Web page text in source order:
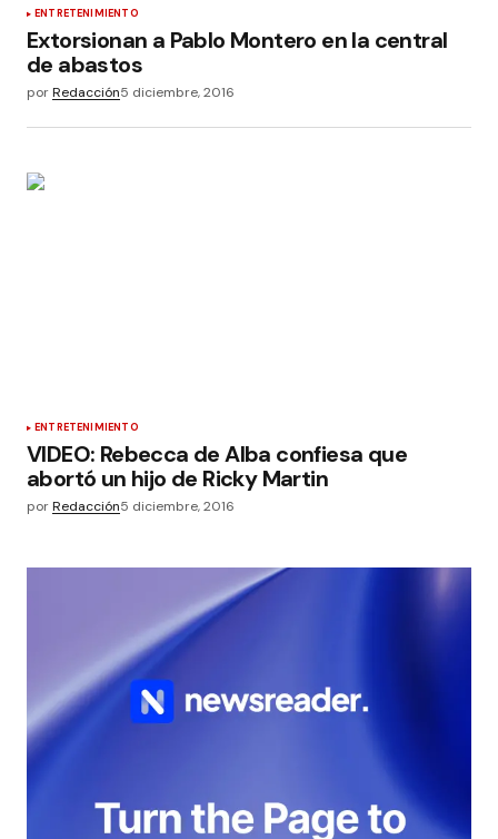
ENTRETENIMIENTO
Extorsionan a Pablo Montero en la central
de abastos
porRedacción5 diciembre, 2016
ENTRETENIMIENTO
VIDEO: Rebecca de Alba confiesa que
abortó un hijo de Ricky Martin
porRedacción5 diciembre, 2016